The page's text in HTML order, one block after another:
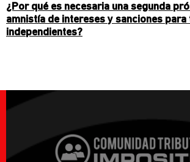
¿Por qué es necesaria una segunda
amnistía de intereses y sanciones
independientes?